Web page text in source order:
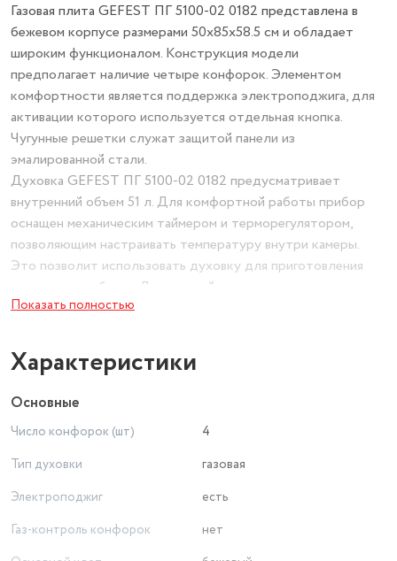
Газовая плита GEFEST ПГ 5100-02 0182 представлена в
бежевом корпусе размерами 50x85x58.5 см и обладает
широким функционалом. Конструкция модели
предполагает наличие четыре конфорок. Элементом
комфортности является поддержка электроподжига, для
активации которого используется отдельная кнопка.
Чугунные решетки служат защитой панели из
эмалированной стали.
Духовка GEFEST ПГ 5100-02 0182 предусматривает
внутренний объем 51 л. Для комфортной работы прибор
оснащен механическим таймером и терморегулятором,
позволяющим настраивать температуру внутри камеры.
Это позволит использовать духовку для приготовления
самых разных блюд. Для газовой духовки также
используется электроподжиг. Газ-контроль духовки
при затухании пламени прибор прекращает автоматически
подачу газа. Встроенная внутренняя подсветка позволит
наблюдать за процессом готовки через стекло, не
Показать полностью
Характеристики
Основные
Число конфорок (шт)
4
Тип духовки
газовая
Электроподжиг
есть
Газ-контроль конфорок
нет